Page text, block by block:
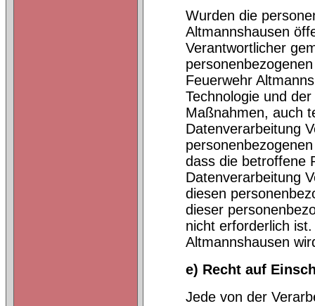
Wurden die
Altmannshausen
Verantwortlicher
Feuerwehr
Technologie und
Maßnahmen, auch
Datenverarbeitung
dass die betroffene
Datenverarbeitung
diesen
dieser
nicht erforderlich
Altmannshausen
e) Recht auf
Jede von der